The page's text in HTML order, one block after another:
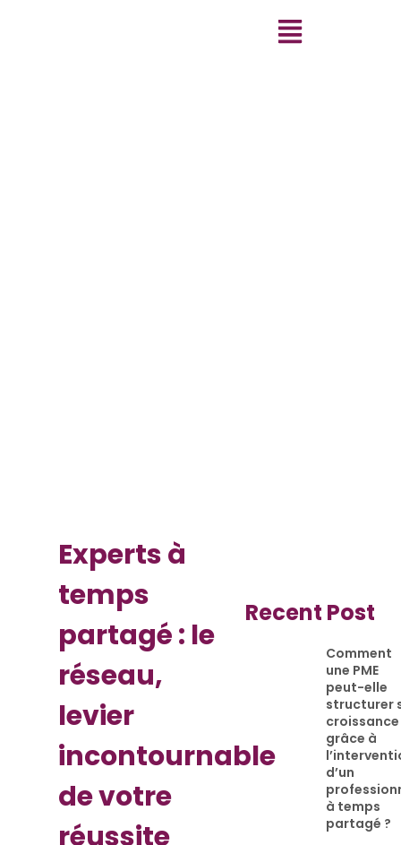
Experts à
temps
partagé : le
réseau,
levier
incontournable
de votre
réussite
Recent Post
Comment
une PME
peut-elle
structurer
croissance
grâce à
d’un
à temps
partagé ?